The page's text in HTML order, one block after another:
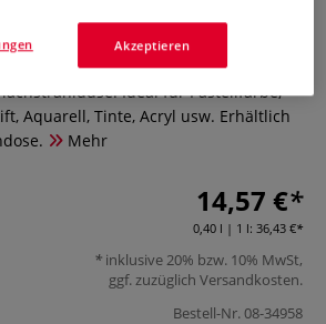
0 Bewertungen
HC10 Universalfixativ, auf
Ideal für Pastellfarbe,
Aquarell, Tinte, Acryl usw. Erhältlich
Mehr
14,57 €
0,40 l | 1 l: 36,43 €
inklusive 20% bzw. 10% MwSt,
ggf. zuzüglich Versandkosten.
Bestell-Nr.08-34958
Akzeptieren